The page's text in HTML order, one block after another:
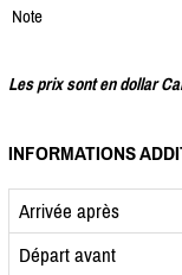
Note
Les prix sont en dollar
INFORMATIONS
Arrivée après
Départ avant